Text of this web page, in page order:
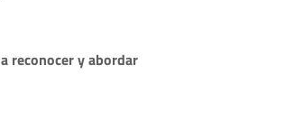
a reconocer y abordar